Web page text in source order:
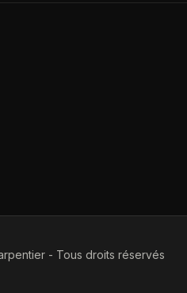
- Tous droits réservés